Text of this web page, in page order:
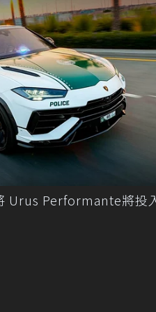
Urus Performante將投